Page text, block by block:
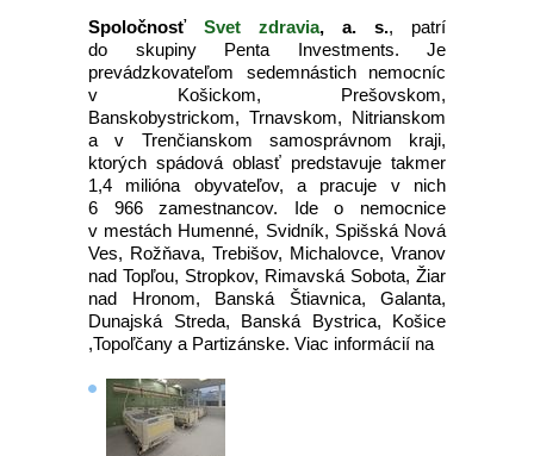
Spoločnosť Svet zdravia, a. s., patrí
do skupiny Penta Investments. Je
prevádzkovateľom sedemnástich nemocníc
v Košickom, Prešovskom,
Banskobystrickom, Trnavskom, Nitrianskom
a v Trenčianskom samosprávnom kraji,
ktorých spádová oblasť predstavuje takmer
1,4 milióna obyvateľov, a pracuje v nich
6 966 zamestnancov. Ide o nemocnice
v mestách Humenné, Svidník, Spišská Nová
Ves, Rožňava, Trebišov, Michalovce, Vranov
nad Topľou, Stropkov, Rimavská Sobota, Žiar
nad Hronom, Banská Štiavnica, Galanta,
Dunajská Streda, Banská Bystrica, Košice
,Topoľčany a Partizánske. Viac informácií na